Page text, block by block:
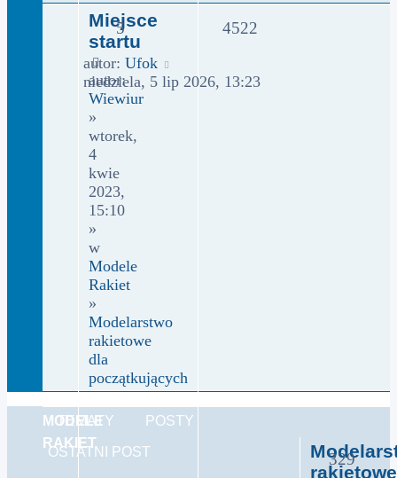
Miejsce
startu
autor:
Wiewiur
»
wtorek,
4
kwie
2023,
15:10
»
w
Modele
Rakiet
»
Modelarstwo
rakietowe
dla
początkujących
5 4522
autor: Ufok
niedziela, 5 lip 2026, 13:23
MODELE
RAKIET
TEMATY POSTY
OSTATNI POST
rakietowe
329